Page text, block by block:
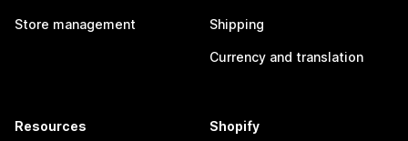
Store management Shipping
Currency and translation
Resources Shopify